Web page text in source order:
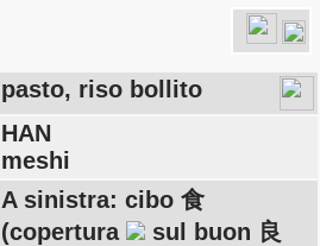
pasto, riso bollito
HAN
meshi
A sinistra: cibo 食
(copertura
sul buon 良